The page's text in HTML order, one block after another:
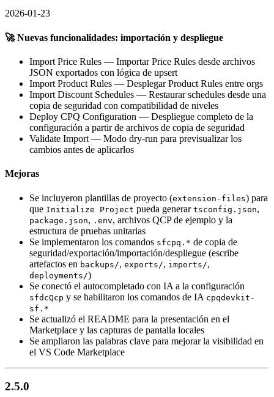
2026-01-23
🚀 Nuevas funcionalidades: importación y despliegue
Import Price Rules — Importar Price Rules desde archivos
JSON exportados con lógica de upsert
Import Product Rules — Desplegar Product Rules entre orgs
Import Discount Schedules — Restaurar schedules desde una
copia de seguridad con compatibilidad de niveles
Deploy CPQ Configuration — Despliegue completo de la
configuración a partir de archivos de copia de seguridad
Validate Import — Modo dry-run para previsualizar los
cambios antes de aplicarlos
Mejoras
Se incluyeron plantillas de proyecto (extension-files) para
que Initialize Project pueda generar tsconfig.json,
package.json, .env, archivos QCP de ejemplo y la
estructura de pruebas unitarias
Se implementaron los comandos sfcpq.* de copia de
seguridad/exportación/importación/despliegue (escribe
artefactos en backups/, exports/, imports/,
deployments/)
Se conectó el autocompletado con IA a la configuración
sfdcQcp y se habilitaron los comandos de IA cpqdevkit-
sf.*
Se actualizó el README para la presentación en el
Marketplace y las capturas de pantalla locales
Se ampliaron las palabras clave para mejorar la visibilidad en
el VS Code Marketplace
2.5.0